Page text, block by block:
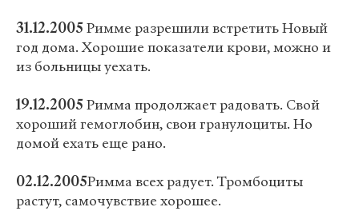
31.12.2005Римме разрешили встретить Новый
год дома. Хорошие показатели крови, можно и
из больницы уехать.
19.12.2005Римма продолжает радовать. Свой
хороший гемоглобин, свои гранулоциты. Но
домой ехать еще рано.
02.12.2005Римма всех радует. Тромбоциты
растут, самочувствие хорошее.